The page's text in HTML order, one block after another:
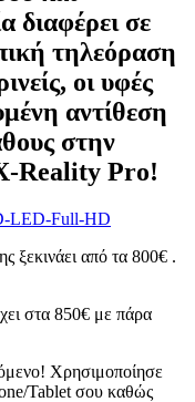
διαφέρει σε
τηλεόραση
οι υφές
αντίθεση
στην
Reality Pro!
ξεκινάει από τα 800€ .
στα 850€ με πάρα
Χρησιμοποίησε
Tablet σου καθώς